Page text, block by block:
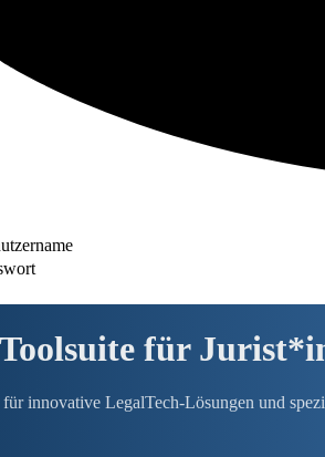
für
innovative LegalTech-Lösungen und